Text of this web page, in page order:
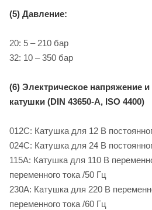
(5) Давление:
20: 5 – 210 бар
32: 10 – 350 бар
(6) Электрическое напряжение
катушки (DIN 43650-A, ISO 4400)
012C: Катушка для 12 B
024C: Катушка для 24 B
115A: Катушка для 110 В
переменного тока /50 Гц
230A: Катушка для 220 В
переменного тока /60 Гц